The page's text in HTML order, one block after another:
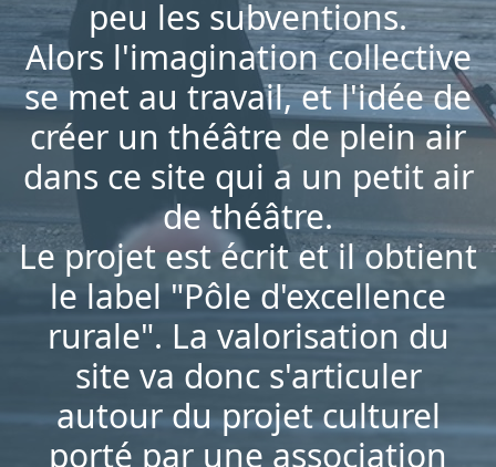
peu les subventions.
Alors l'imagination collective
se met au travail, et l'idée de
créer un théâtre de plein air
dans ce site qui a un petit air
de théâtre.
Le projet est écrit et il obtient
le label "Pôle d'excellence
rurale". La valorisation du
site va donc s'articuler
autour du projet culturel
porté par une association